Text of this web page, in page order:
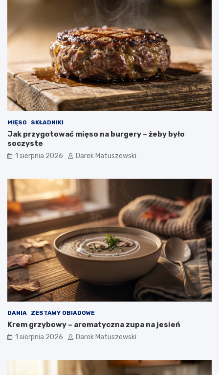
MIĘSO SKŁADNIKI
Jak przygotować mięso na burgery – żeby było
soczyste
1 sierpnia 2026 Darek Matuszewski
DANIA ZESTAWY OBIADOWE
Krem grzybowy – aromatyczna zupa na jesień
1 sierpnia 2026 Darek Matuszewski